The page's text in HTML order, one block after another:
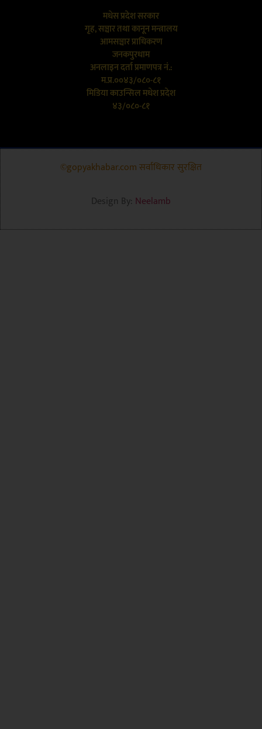
मधेस प्रदेश सरकार
गृह, सञ्चार तथा कानून मन्त्रालय
आमसञ्चार प्राधिकरण
जनकपुरधाम
अनलाइन दर्ता प्रमाणपत्र नं.:
म.प्र.००४३/०८०-८१
मिडिया काउन्सिल मधेश प्रदेश
४३/०८०-८१
©gopyakhabar.com सर्वाधिकार सुरक्षित
Design By: Neelamb